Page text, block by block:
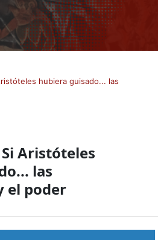
hubiera guisado... las
Aristóteles
las
el poder